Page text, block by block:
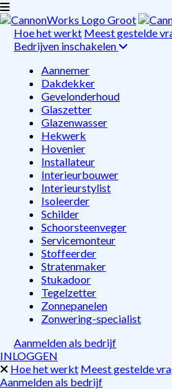
Hoe het werkt Meest gestelde
Bedrijven inschakelen
Aannemer
Dakdekker
Gevelonderhoud
Glaszetter
Glazenwasser
Hekwerk
Hovenier
Installateur
Interieurbouwer
Interieurstylist
Isoleerder
Schilder
Schoorsteenveger
Servicemonteur
Stoffeerder
Stratenmaker
Stukadoor
Tegelzetter
Zonnepanelen
Zonwering-specialist
Aanmelden als bedrijf
INLOGGEN
Hoe het werkt Meest gestelde
Aanmelden als bedrijf